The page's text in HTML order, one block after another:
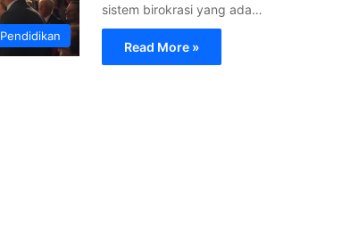
Pendidikan
sistem birokrasi yang ada…
Read More »